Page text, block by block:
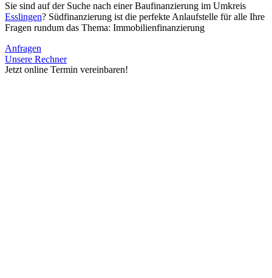
Sie sind auf der Suche nach einer Baufinanzierung im Umkreis
Esslingen? Südfinanzierung ist die perfekte Anlaufstelle für alle Ihre
Fragen rundum das Thema: Immobilienfinanzierung
Anfragen
Unsere Rechner
Jetzt online Termin vereinbaren!